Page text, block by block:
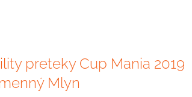
preteky Cup Mania 2019
Mlyn